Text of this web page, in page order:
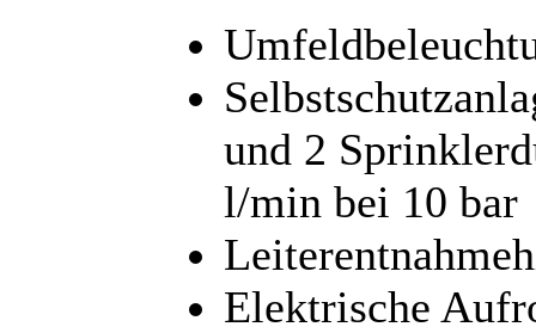
und 2
l/min bei 10 bar
Elektrische